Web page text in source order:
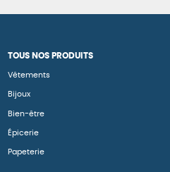
TOUS NOS PRODUITS
Vêtements
Bijoux
Bien-être
Épicerie
Papeterie